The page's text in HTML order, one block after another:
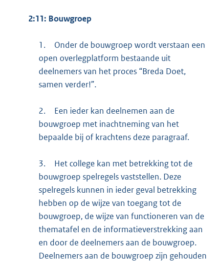
2:11: Bouwgroep
1.
Onder de bouwgroep wordt verstaan een
open overlegplatform bestaande uit
deelnemers van het proces “Breda Doet,
samen verder!”.
2.
Een ieder kan deelnemen aan de
bouwgroep met inachtneming van het
bepaalde bij of krachtens deze paragraaf.
3.
Het college kan met betrekking tot de
bouwgroep spelregels vaststellen. Deze
spelregels kunnen in ieder geval betrekking
hebben op de wijze van toegang tot de
bouwgroep, de wijze van functioneren van de
thematafel en de informatieverstrekking aan
en door de deelnemers aan de bouwgroep.
Deelnemers aan de bouwgroep zijn gehouden